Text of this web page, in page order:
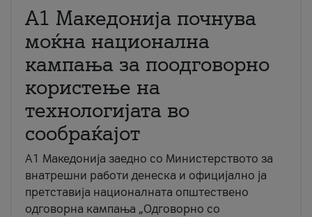
A1 Македонија почнува
моќна национална
кампања за поодговорно
користење на
технологијата во
сообраќајот
A1 Македонија заедно со Министерството за
внатрешни работи денеска и официјално ја
претставија националната општествено
одговорна кампања „Одговорно со